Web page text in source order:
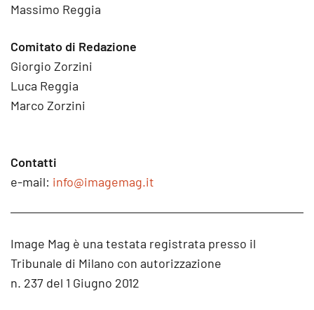
Massimo Reggia
Comitato di Redazione
Giorgio Zorzini
Luca Reggia
Marco Zorzini
Contatti
e-mail: info@imagemag.it
Image Mag è una testata registrata presso il
Tribunale di Milano con autorizzazione
n. 237 del 1 Giugno 2012